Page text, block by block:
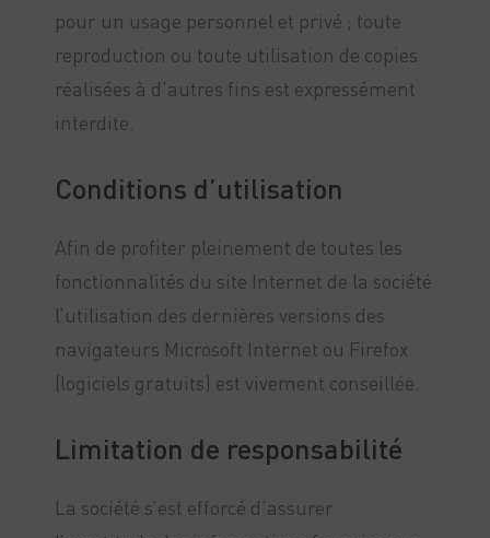
pour un usage personnel et privé ; toute
reproduction ou toute utilisation de copies
réalisées à d’autres fins est expressément
interdite.
Conditions d’utilisation
Afin de profiter pleinement de toutes les
fonctionnalités du site Internet de la société
l’utilisation des dernières versions des
navigateurs Microsoft Internet ou Firefox
(logiciels gratuits) est vivement conseillée.
Limitation de responsabilité
La société s’est efforcé d’assurer